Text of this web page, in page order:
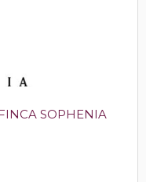
SOPHENIA